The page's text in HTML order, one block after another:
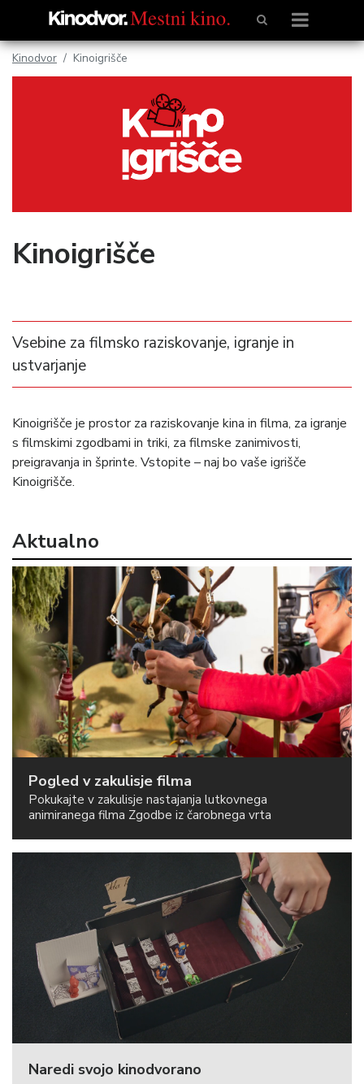
Kinodvor Kinoigrišče
Kinoigrišče
Vsebine za filmsko raziskovanje, igranje in
ustvarjanje
Kinoigrišče je prostor za raziskovanje kina in filma, za igranje
s filmskimi zgodbami in triki, za filmske zanimivosti,
preigravanja in šprinte. Vstopite – naj bo vaše igrišče
Kinoigrišče.
Aktualno
Pogled v zakulisje filma
Pokukajte v zakulisje nastajanja lutkovnega
animiranega filma Zgodbe iz čarobnega vrta
Naredi svojo kinodvorano